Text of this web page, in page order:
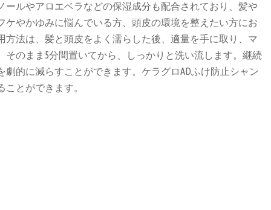
ールやアロエベラなどの保湿成分も配合されており、髪や
ケやかゆみに悩んでいる方、頭皮の環境を整えたい方にお
方法は、髪と頭皮をよく濡らした後、適量を手に取り、マ
そのまま5分間置いてから、しっかりと洗い流します。継続
劇的に減らすことができます。ケラグロADふけ防止シャン
とができます。